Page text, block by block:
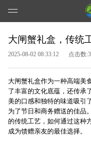
大闸蟹礼盒，传统
2025-08-02 08:33:12 点击数
大闸蟹礼盒作为一种高端美
了丰富的文化底蕴，还传承
美的口感和独特的味道吸引
为了节日和商务赠送的佳品
的传统工艺，如何通过这种
成为馈赠亲友的最佳选择。